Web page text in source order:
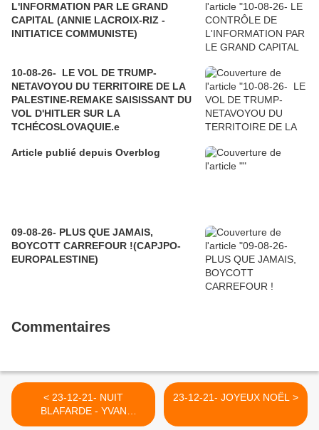
L'INFORMATION PAR LE GRAND
CAPITAL (ANNIE LACROIX-RIZ -
INITIATICE COMMUNISTE)
10-08-26- LE VOL DE TRUMP-
NETAVOYOU DU TERRITOIRE DE LA
PALESTINE-REMAKE SAISISSANT DU
VOL D'HITLER SUR LA
TCHÉCOSLOVAQUIE.e
Article publié depuis Overblog
09-08-26- PLUS QUE JAMAIS,
BOYCOTT CARREFOUR !(CAPJPO-
EUROPALESTINE)
Commentaires
< 23-12-21- NUIT
BLAFARDE - YVAN
BALCHOY
23-12-21- JOYEUX NOËL >